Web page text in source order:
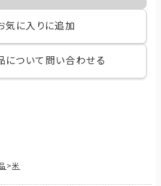
気に入りに追加
について問い合わせる
>米